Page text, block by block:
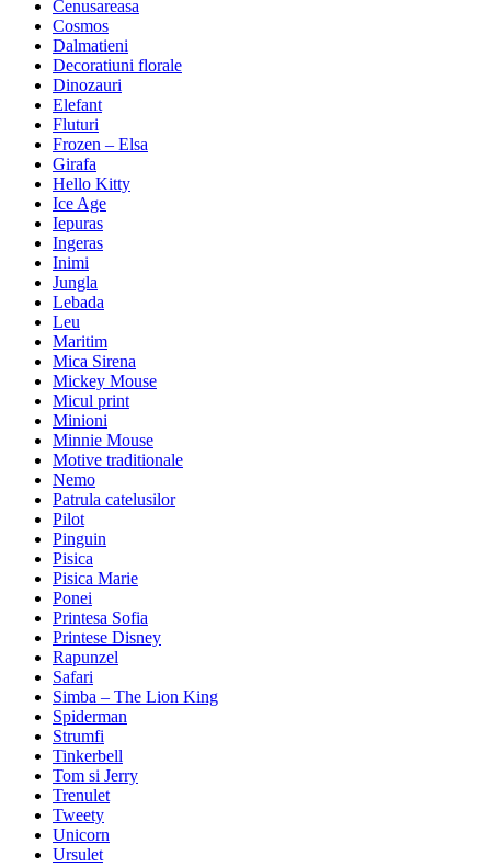
Cenusareasa
Cosmos
Dalmatieni
Decoratiuni florale
Dinozauri
Elefant
Fluturi
Frozen – Elsa
Girafa
Hello Kitty
Ice Age
Iepuras
Ingeras
Inimi
Jungla
Lebada
Leu
Maritim
Mica Sirena
Mickey Mouse
Micul print
Minioni
Minnie Mouse
Motive traditionale
Nemo
Patrula catelusilor
Pilot
Pinguin
Pisica
Pisica Marie
Ponei
Printesa Sofia
Printese Disney
Rapunzel
Safari
Simba – The Lion King
Spiderman
Strumfi
Tinkerbell
Tom si Jerry
Trenulet
Tweety
Unicorn
Ursulet